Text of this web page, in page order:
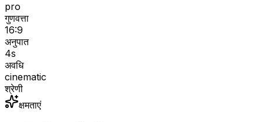
pro
गुणवत्ता
16:9
अनुपात
4s
अवधि
cinematic
श्रेणी
क्षमताएं